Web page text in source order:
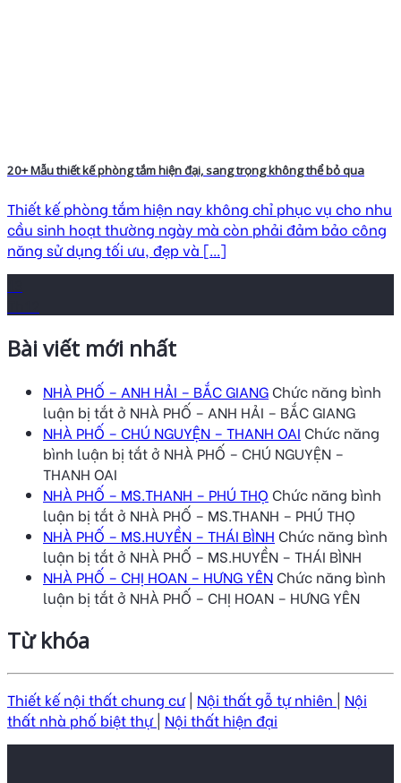
20+ Mẫu thiết kế phòng tắm hiện đại, sang trọng không thể bỏ qua
Thiết kế phòng tắm hiện nay không chỉ phục vụ cho nhu
cầu sinh hoạt thường ngày mà còn phải đảm bảo công
năng sử dụng tối ưu, đẹp và [...]
Bài viết mới nhất
NHÀ PHỐ – ANH HẢI – BẮC GIANG Chức năng bình
luận bị tắtở NHÀ PHỐ – ANH HẢI – BẮC GIANG
NHÀ PHỐ – CHÚ NGUYỆN – THANH OAI Chức năng
bình luận bị tắtở NHÀ PHỐ – CHÚ NGUYỆN –
THANH OAI
NHÀ PHỐ – MS.THANH – PHÚ THỌ Chức năng bình
luận bị tắtở NHÀ PHỐ – MS.THANH – PHÚ THỌ
NHÀ PHỐ – MS.HUYỀN – THÁI BÌNH Chức năng bình
luận bị tắtở NHÀ PHỐ – MS.HUYỀN – THÁI BÌNH
NHÀ PHỐ – CHỊ HOAN – HƯNG YÊN Chức năng bình
luận bị tắtở NHÀ PHỐ – CHỊ HOAN – HƯNG YÊN
Từ khóa
Thiết kế nội thất chung cư| Nội thất gỗ tự nhiên | Nội
thất nhà phố biệt thự| Nội thất hiện đại